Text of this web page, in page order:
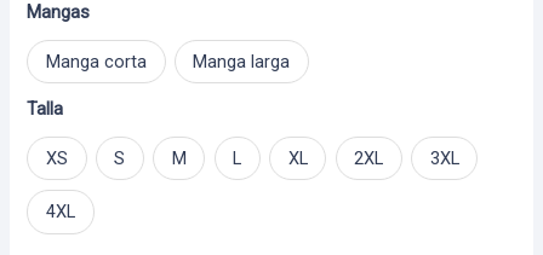
Mangas
Manga corta Manga larga
Talla
XS S M L XL 2XL 3XL
4XL